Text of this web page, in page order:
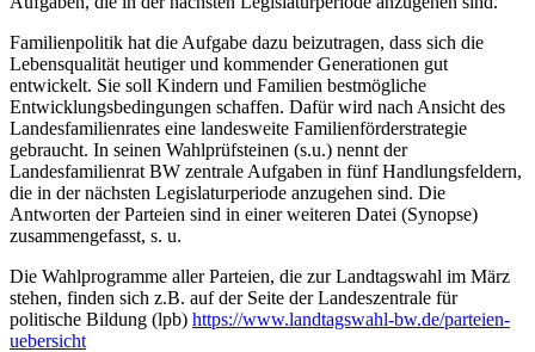
Familienpolitik hat die Aufgabe dazu beizutragen, dass sich die
Lebensqualität heutiger und kommender Generationen gut
entwickelt. Sie soll Kindern und Familien bestmögliche
Entwicklungsbedingungen schaffen. Dafür wird nach Ansicht des
Landesfamilienrates eine landesweite Familienförderstrategie
gebraucht. In seinen Wahlprüfsteinen (s.u.) nennt der
Landesfamilienrat BW zentrale Aufgaben in fünf Handlungsfeldern,
die in der nächsten Legislaturperiode anzugehen sind. Die
Antworten der Parteien sind in einer weiteren Datei (Synopse)
zusammengefasst, s. u.
Die Wahlprogramme aller Parteien, die zur Landtagswahl im März
stehen, finden sich z.B. auf der Seite der Landeszentrale für
politische Bildung (lpb) https://www.landtagswahl-bw.de/parteien-
uebersicht